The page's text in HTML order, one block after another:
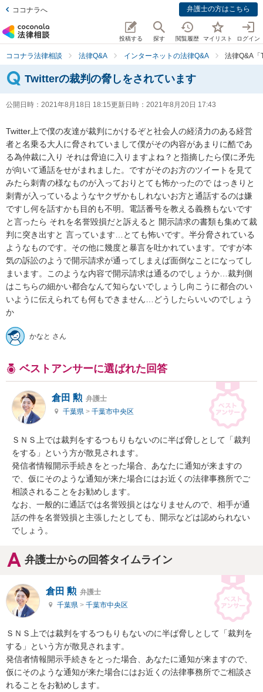
ココナラへ 弁護士の方はこちら
投稿する 探す 閲覧履歴 マイリスト ログイン
ココナラ法律相談 法律Q&A インターネットの法律Q&A 法律Q&A「
Twitterの裁判の脅しをされています
公開日時： 2021年8月18日 18:15更新日時： 2021年8月20日 17:43
Twitter上で僕の友達が裁判にかけるぞと社会人の経済力のある経営
者と名乗る大人に脅されていまして僕がその内容があまりに酷であ
る為仲裁に入り それは脅迫に入りますよね？と指摘したら僕に矛先
が向いて通話をせがまれました。ですがそのお方のツイートを見て
みたら刺青の様なものが入っておりとても怖かったので はっきりと
刺青が入っているようなヤクザかもしれないお方と通話するのは嫌
ですし何を話すかも目的も不明。電話番号を教える義務もないです
と言ったら それを名誉毀損だと訴えると 開示請求の書類も集めて裁
判に突き出すと 言っています…とても怖いです。半分脅されている
ようなものです。その他に幾度と暴言を吐かれています。ですが本
気の訴訟のようで開示請求が通ってしまえば面倒なことになってし
まいます。このような内容で開示請求は通るのでしょうか…裁判側
はこちらの細かい都合なんて知らないでしょうし向こうに都合のい
いように伝えられても何もできません…どうしたらいいのでしょう
か
かなと さん
ベストアンサーに選ばれた回答
倉田 勲 弁護士
千葉県 > 千葉市中央区
ＳＮＳ上では裁判をするつもりもないのに半ば脅しとして「裁判
をする」という方が散見されます。
発信者情報開示手続きをとった場合、あなたに通知が来ますの
で、仮にそのような通知が来た場合にはお近くの法律事務所でご
相談されることをお勧めします。
なお、一般的に通話では名誉毀損とはなりませんので、相手が通
話の件を名誉毀損と主張したとしても、開示などは認められない
でしょう。
弁護士からの回答タイムライン
倉田 勲 弁護士
千葉県 > 千葉市中央区
ＳＮＳ上では裁判をするつもりもないのに半ば脅しとして「裁判を
する」という方が散見されます。
発信者情報開示手続きをとった場合、あなたに通知が来ますので、
仮にそのような通知が来た場合にはお近くの法律事務所でご相談さ
れることをお勧めします。